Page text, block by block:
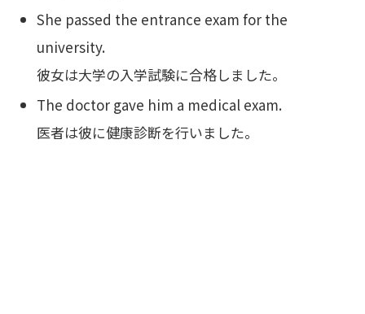
She passed the entrance exam for the
university.
彼女は大学の入学試験に合格しました。
The doctor gave him a medical exam.
医者は彼に健康診断を行いました。